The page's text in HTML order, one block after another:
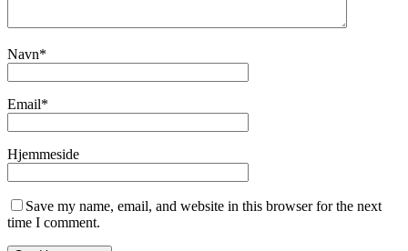
Navn*
Email*
Hjemmeside
Save my name, email, and website in this browser for the next
time I comment.